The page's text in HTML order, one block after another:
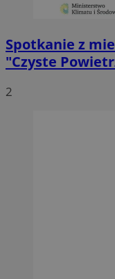
Spotkanie z
"Czyste
2